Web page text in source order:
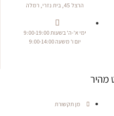
הרצל 45, בית נזרי, רמלה
ימי א'-ה' בשעות 9:00-19:00
יום ו' משעה 9:00-14:00
מהיר
מן תקשורת